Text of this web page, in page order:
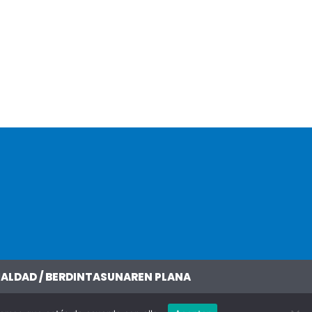
/ BERDINTASUNAREN PLANA